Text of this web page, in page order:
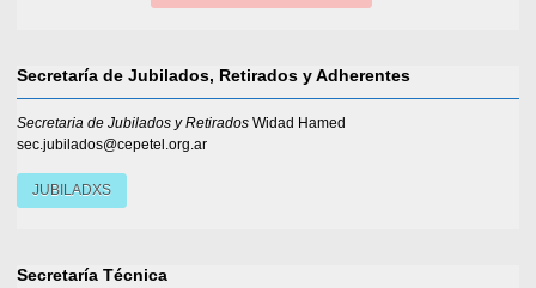
Secretaría de Jubilados, Retirados y Adherentes
Secretaria de Jubilados y Retirados Widad Hamed
sec.jubilados@cepetel.org.ar
JUBILADXS
Secretaría Técnica